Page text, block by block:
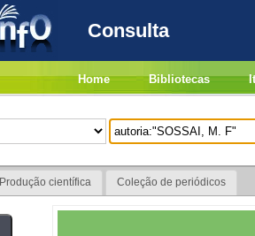
Consulta
Home Bibliotecas
Produção científica Coleção de periódicos